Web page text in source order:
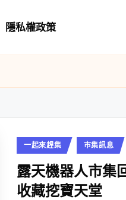
隱私權政策
Posted
一起來趕集 市集訊息
露天機器人市集
收藏挖寶天堂